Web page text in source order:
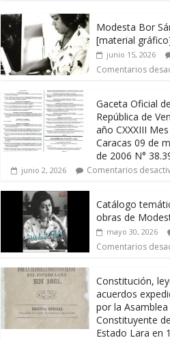
Modesta Bor
[material
junio 15, 2026
Comentarios
Gaceta Oficial
República de
año CXXXIII Mes
Caracas 09 de
de 2006 N°
junio 2, 2026 Comentarios
Catálogo
obras de
mayo 30, 2026
Comentarios
Constitución,
acuerdos
por la Asamblea
Constituyente
Estado Lara en